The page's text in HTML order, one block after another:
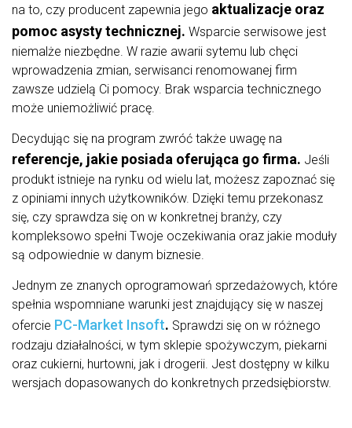
na to, czy producent zapewnia jego aktualizacje oraz
pomoc asysty technicznej. Wsparcie serwisowe jest
niemalże niezbędne. W razie awarii sytemu lub chęci
wprowadzenia zmian, serwisanci renomowanej firm
zawsze udzielą Ci pomocy. Brak wsparcia technicznego
może uniemożliwić pracę.
Decydując się na program zwróć także uwagę na
referencje, jakie posiada oferująca go firma. Jeśli
produkt istnieje na rynku od wielu lat, możesz zapoznać się
z opiniami innych użytkowników. Dzięki temu przekonasz
się, czy sprawdza się on w konkretnej branży, czy
kompleksowo spełni Twoje oczekiwania oraz jakie moduły
są odpowiednie w danym biznesie.
Jednym ze znanych oprogramowań sprzedażowych, które
spełnia wspomniane warunki jest znajdujący się w naszej
ofercie PC-Market Insoft. Sprawdzi się on w różnego
rodzaju działalności, w tym sklepie spożywczym, piekarni
oraz cukierni, hurtowni, jak i drogerii. Jest dostępny w kilku
wersjach dopasowanych do konkretnych przedsiębiorstw.